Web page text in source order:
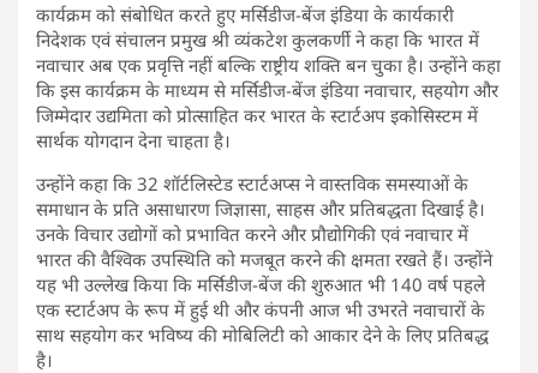
कार्यक्रम को संबोधित करते हुए मर्सिडीज-बेंज इंडिया के कार्यकारी
निदेशक एवं संचालन प्रमुख श्री व्यंकटेश कुलकर्णी ने कहा कि भारत में
नवाचार अब एक प्रवृत्ति नहीं बल्कि राष्ट्रीय शक्ति बन चुका है। उन्होंने कहा
कि इस कार्यक्रम के माध्यम से मर्सिडीज-बेंज इंडिया नवाचार, सहयोग और
जिम्मेदार उद्यमिता को प्रोत्साहित कर भारत के स्टार्टअप इकोसिस्टम में
सार्थक योगदान देना चाहता है।
उन्होंने कहा कि 32 शॉर्टलिस्टेड स्टार्टअप्स ने वास्तविक समस्याओं के
समाधान के प्रति असाधारण जिज्ञासा, साहस और प्रतिबद्धता दिखाई है।
उनके विचार उद्योगों को प्रभावित करने और प्रौद्योगिकी एवं नवाचार में
भारत की वैश्विक उपस्थिति को मजबूत करने की क्षमता रखते हैं। उन्होंने
यह भी उल्लेख किया कि मर्सिडीज-बेंज की शुरुआत भी 140 वर्ष पहले
एक स्टार्टअप के रूप में हुई थी और कंपनी आज भी उभरते नवाचारों के
साथ सहयोग कर भविष्य की मोबिलिटी को आकार देने के लिए प्रतिबद्ध
है।